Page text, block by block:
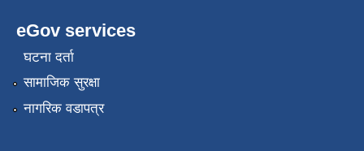
eGov services
घटना दर्ता
सामाजिक सुरक्षा
नागरिक वडापत्र